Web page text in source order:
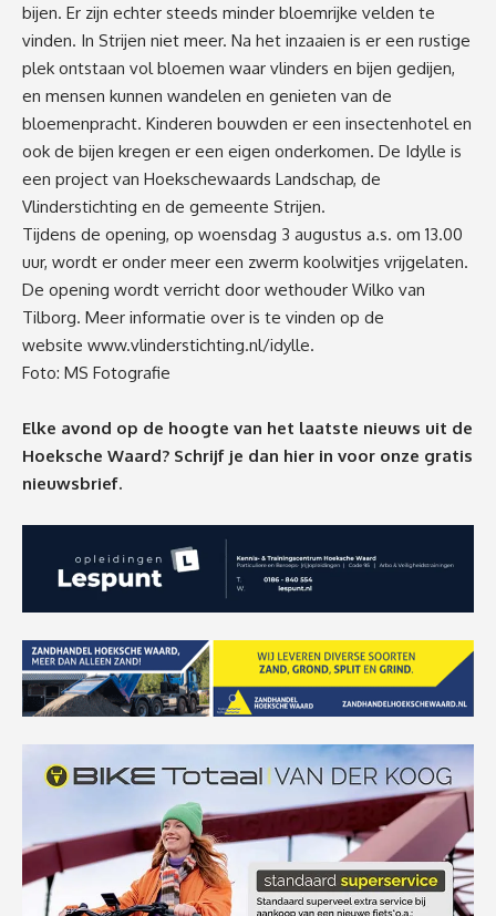
bijen. Er zijn echter steeds minder bloemrijke velden te
vinden. In Strijen niet meer. Na het inzaaien is er een rustige
plek ontstaan vol bloemen waar vlinders en bijen gedijen,
en mensen kunnen wandelen en genieten van de
bloemenpracht. Kinderen bouwden er een insectenhotel en
ook de bijen kregen er een eigen onderkomen. De Idylle is
een project van Hoekschewaards Landschap, de
Vlinderstichting en de gemeente Strijen.
Tijdens de opening, op woensdag 3 augustus a.s. om 13.00
uur, wordt er onder meer een zwerm koolwitjes vrijgelaten.
De opening wordt verricht door wethouder Wilko van
Tilborg. Meer informatie over is te vinden op de
website www.vlinderstichting.nl/idylle.
Foto: MS Fotografie
Elke avond op de hoogte van het laatste nieuws uit de
Hoeksche Waard? Schrijf je dan hier in voor onze gratis
nieuwsbrief.